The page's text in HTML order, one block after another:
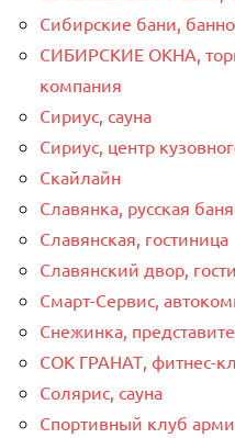
Сибирские бани,
СИБИРСКИЕ ОКНА,
компания
Сириус, сауна
Сириус, центр
Скайлайн
Славянка, русская баня
Славянская, гостиница
Славянский двор,
Смарт-Сервис,
Снежинка,
СОК ГРАНАТ, фитнес-
Солярис, сауна
Спортивный клуб